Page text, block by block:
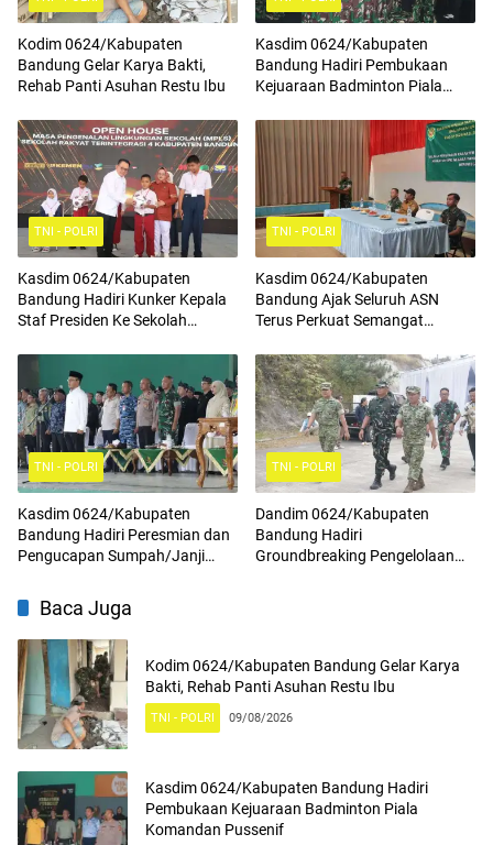
Kodim 0624/Kabupaten
Bandung Gelar Karya Bakti,
Rehab Panti Asuhan Restu Ibu
Kasdim 0624/Kabupaten
Bandung Hadiri Pembukaan
Kejuaraan Badminton Piala
TNI - POLRI
Kasdim 0624/Kabupaten
Bandung Hadiri Kunker Kepala
Staf Presiden Ke Sekolah
TNI - POLRI
Kasdim 0624/Kabupaten
Bandung Ajak Seluruh ASN
Terus Perkuat Semangat
Cinta Tanah Air Serta
Mengamalkan Nilai Nilai
Pancasila
TNI - POLRI
Kasdim 0624/Kabupaten
Bandung Hadiri Peresmian dan
Pengucapan Sumpah/Janji
TNI - POLRI
Dandim 0624/Kabupaten
Bandung Hadiri
Groundbreaking Pengelolaan
Baca Juga
Kodim 0624/Kabupaten Bandung Gelar Karya
Bakti, Rehab Panti Asuhan Restu Ibu
TNI - POLRI 09/08/2026
Kasdim 0624/Kabupaten Bandung Hadiri
Pembukaan Kejuaraan Badminton Piala
Komandan Pussenif